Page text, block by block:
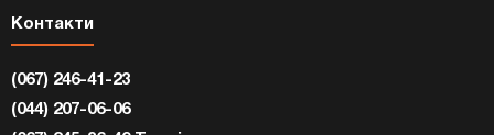
Контакти
(067) 246-41-23
(044) 207-06-06